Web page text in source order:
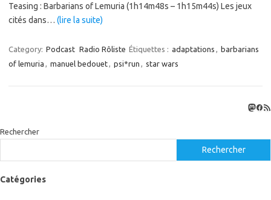
Teasing : Barbarians of Lemuria (1h14m48s – 1h15m44s) Les jeux
cités dans… (lire la suite)
Category: Podcast Radio Rôliste Étiquettes : adaptations , barbarians
of lemuria , manuel bedouet, psi*run , star wars
Flux
Rechercher
Rechercher
Catégories